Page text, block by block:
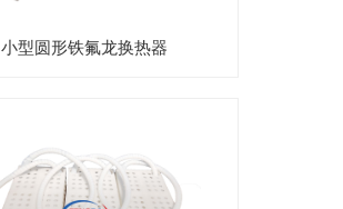
小型圆形铁氟龙换热器